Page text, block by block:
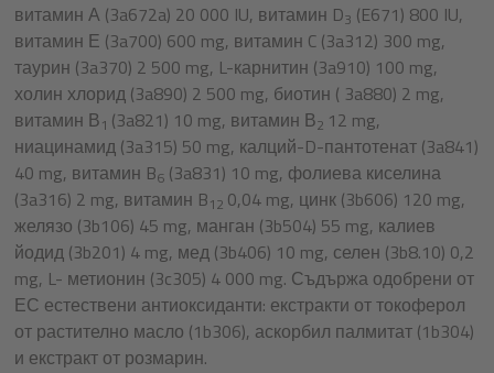
витамин А (3a672a) 20 000 IU, витамин D3 (E671) 800 IU,
витамин Е (3a700) 600 mg, витамин C (3a312) 300 mg,
таурин (3a370) 2 500 mg, L-карнитин (3a910) 100 mg,
холин хлорид (3a890) 2 500 mg, биотин ( 3a880) 2 mg,
витамин В1 (3a821) 10 mg, витамин В2 12 mg,
ниацинамид (3a315) 50 mg, калций-D-пантотенат (3a841)
40 mg, витамин B6 (3a831) 10 mg, фолиева киселина
(3a316) 2 mg, витамин B12 0,04 mg, цинк (3b606) 120 mg,
желязо (3b106) 45 mg, манган (3b504) 55 mg, калиев
йодид (3b201) 4 mg, мед (3b406) 10 mg, селен (3b8.10) 0,2
mg, L- метионин (3c305) 4 000 mg. Съдържа одобрени от
ЕС естествени антиоксиданти: екстракти от токоферол
от растително масло (1b306), аскорбил палмитат (1b304)
и екстракт от розмарин.